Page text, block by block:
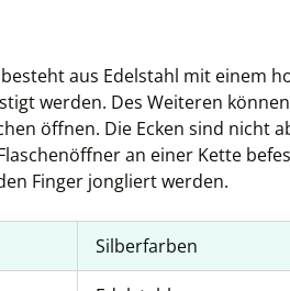
aus Edelstahl mit einem
werden. Des Weiteren
öffnen. Die Ecken sind nicht
an einer Kette
Finger jongliert werden.
Silberfarben